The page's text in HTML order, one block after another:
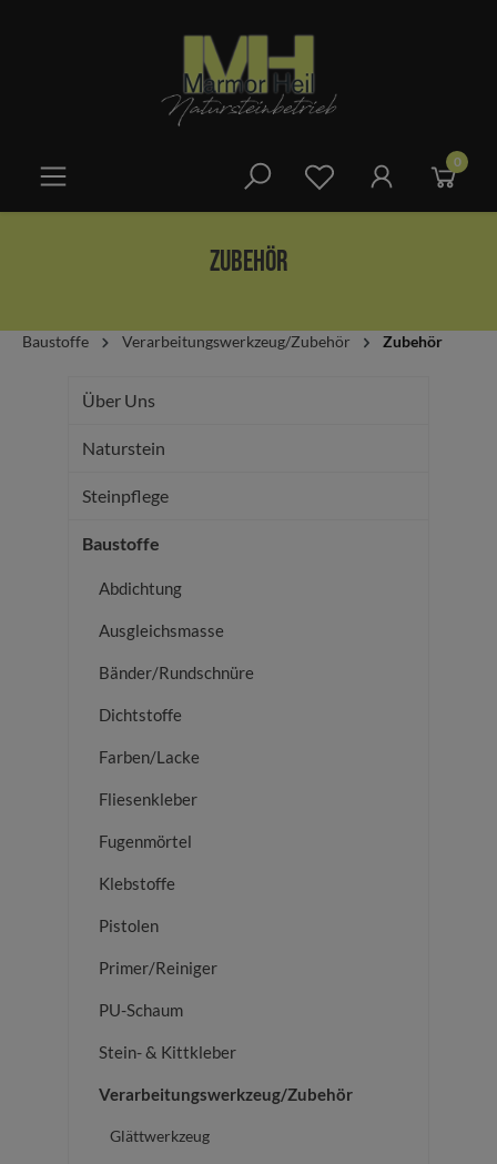
0
Zubehör
Baustoffe Verarbeitungswerkzeug/Zubehör Zubehör
Über Uns
Naturstein
Steinpflege
Baustoffe
Abdichtung
Ausgleichsmasse
Bänder/Rundschnüre
Dichtstoffe
Farben/Lacke
Fliesenkleber
Fugenmörtel
Klebstoffe
Pistolen
Primer/Reiniger
PU-Schaum
Stein- & Kittkleber
Verarbeitungswerkzeug/Zubehör
Glättwerkzeug